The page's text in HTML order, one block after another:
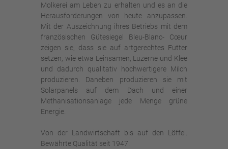
Molkerei am Leben zu erhalten und es an die
Herausforderungen von heute anzupassen.
Mit der Auszeichnung ihres Betriebs mit dem
französischen Gütesiegel Bleu-Blanc- Cœur
zeigen sie, dass sie auf artgerechtes Futter
setzen, wie etwa Leinsamen, Luzerne und Klee
und dadurch qualitativ hochwertigere Milch
produzieren. Daneben produzieren sie mit
Solarpanels auf dem Dach und einer
Methanisationsanlage jede Menge grüne
Energie.
Von der Landwirtschaft bis auf den Löffel.
Bewährte Qualität seit 1947.